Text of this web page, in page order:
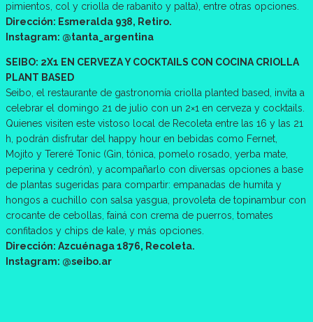
pimientos, col y criolla de rabanito y palta), entre otras opciones.
Dirección: Esmeralda 938, Retiro.
Instagram: @tanta_argentina
SEIBO: 2X1 EN CERVEZA Y COCKTAILS CON COCINA CRIOLLA
PLANT BASED
Seibo, el restaurante de gastronomía criolla planted based, invita a
celebrar el domingo 21 de julio con un 2×1 en cerveza y cocktails.
Quienes visiten este vistoso local de Recoleta entre las 16 y las 21
h, podrán disfrutar del happy hour en bebidas como Fernet,
Mojito y Tereré Tonic (Gin, tónica, pomelo rosado, yerba mate,
peperina y cedrón), y acompañarlo con diversas opciones a base
de plantas sugeridas para compartir: empanadas de humita y
hongos a cuchillo con salsa yasgua, provoleta de topinambur con
crocante de cebollas, fainá con crema de puerros, tomates
confitados y chips de kale, y más opciones.
Dirección: Azcuénaga 1876, Recoleta.
Instagram: @seibo.ar